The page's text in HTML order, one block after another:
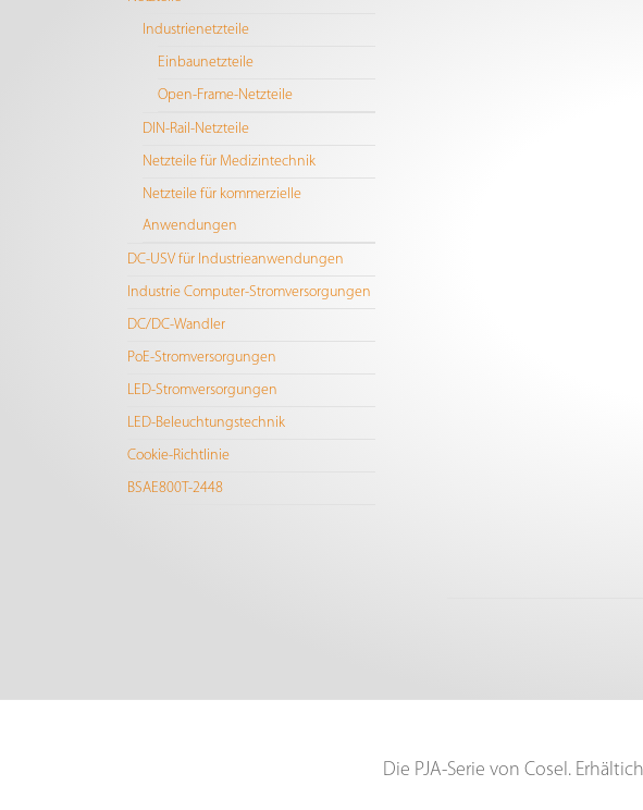
Industrienetzteile
Einbaunetzteile
Open-Frame-Netzteile
DIN-Rail-Netzteile
Netzteile für Medizintechnik
Netzteile für kommerzielle
Anwendungen
DC-USV für Industrieanwendungen
Industrie Computer-Stromversorgungen
DC/DC-Wandler
PoE-Stromversorgungen
LED-Stromversorgungen
LED-Beleuchtungstechnik
Cookie-Richtlinie
BSAE800T-2448
Die PJA-Serie von Cosel.